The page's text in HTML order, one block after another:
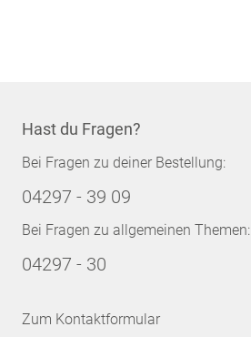
Hast du Fragen?
Bei Fragen zu deiner Bestellung:
04297 - 39 09
Bei Fragen zu allgemeinen Themen:
04297 - 30
Zum Kontaktformular